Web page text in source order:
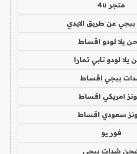
متجر 4u
عن طريق الايدي
يلا لودو اقساط
لودو تابي تمارا
ببجي اقساط
امريكي اقساط
سعودي اقساط
فور يو
شدات ببجي